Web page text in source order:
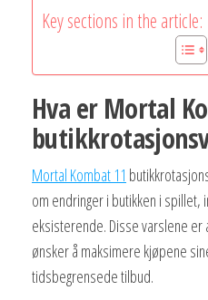
Key sections in the article:
Hva er Mortal
Mortal Kombat 11
om endringer i butikken i spillet,
eksisterende. Disse varslene
ønsker å maksimere kjøpene
tidsbegrensede tilbud.